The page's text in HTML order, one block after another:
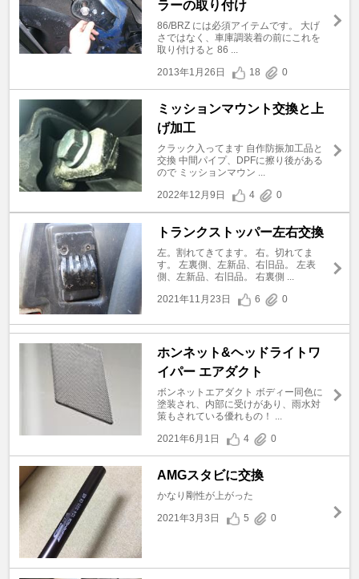
ラーの取り付け
86/BRZ には必須アイテムです。 大げ
さではなく、車庫調装着の前にこれを
取り付けると 86 ...
2013年1月26日
18 0
ミッションマウント交換と上
げ加工
クラック入ってます 自作防振加工品と
交換 中間パイプ、DPFに擦り後がある
ので ミッションマウン ...
2022年12月9日
4 0
トランクストッパー左右交換
左。割れてきてます。 右。切れてま
す。 左裏側、左新品、右旧品。 左表
側、左新品、右旧品。 右裏側 ...
2021年11月23日
6 0
ホンネット&ヘッドライトワ
イパー エアダクト
ボンネットエアダクト ボディー同色に
塗装され、内部に受けがあり、雨水対
策もされている優れもの！ ...
2021年6月1日
4 0
AMGスタビに交換
かなり剛性が上がった
2021年3月3日
5 0